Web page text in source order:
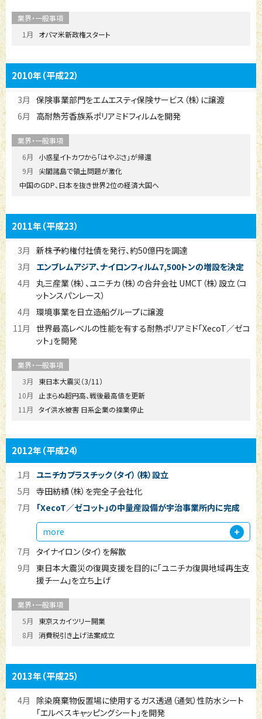
1月 オバマ米新政権スタート
2010年（平成22）
3月 保険事業部門をエムエスティ保険サービス（株）に譲渡
6月
高耐熱芳香族系ポリアミドフィルムを開発
6月
小惑星イトカワから「はやぶさ」が帰還
9月
尖閣諸島で領土問題が激化
中国のGDP、日本を抜き世界2位の経済大国へ
2011年（平成23）
3月 新株予約権付社債を発行、約50億円を調達
3月
エンブレムアジア、ナイロンフィルム7,500トンの増設を決定
4月
丸三産業（株）、ユニチカ（株）の合弁会社 UMCT（株）設立（コ
ットンスパンレース）
4月 環境事業を日立造船グループに譲渡
11月 世界最高レベルの性能を有する耐熱ポリアミド「XecoT／ゼコ
ット」を開発
3月
東日本大震災（3/11）
10月
止まらぬ超円高、戦後最高値を更新
11月
タイ洪水被害 日系企業の操業停止
2012年（平成24）
1月
ユニチカプラスチック（タイ）（株）設立
5月 寺田紡績（株）を完全子会社化
7月
「XecoT／ゼコット」の中量産設備が宇治事業所内に完成
more
7月 タイナイロン（タイ）を解散
9月 東日本大震災の復興支援を目的に「ユニチカ復興地域再生支
援チーム」を立ち上げ
5月
東京スカイツリー開業
8月
消費税引き上げ法案成立
2013年（平成25）
4月
除染廃棄物仮置場に使用するガス透過（通気）性防水シート
「エルベスキャッピングシート」を開発